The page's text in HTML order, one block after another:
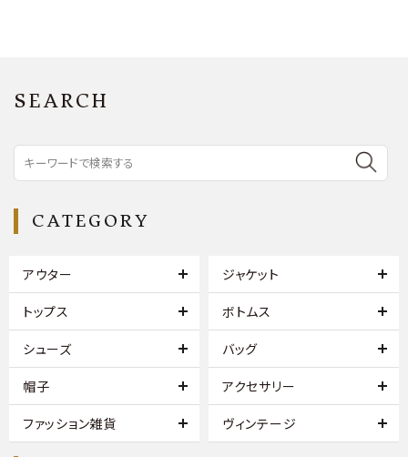
SEARCH
CATEGORY
アウター ジャケット
トップス ボトムス
シューズ バッグ
帽子 アクセサリー
ファッション雑貨 ヴィンテージ